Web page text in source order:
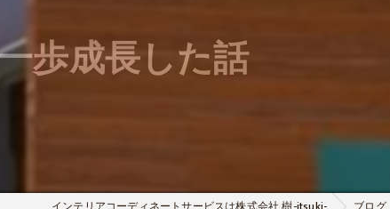
歩成長した話